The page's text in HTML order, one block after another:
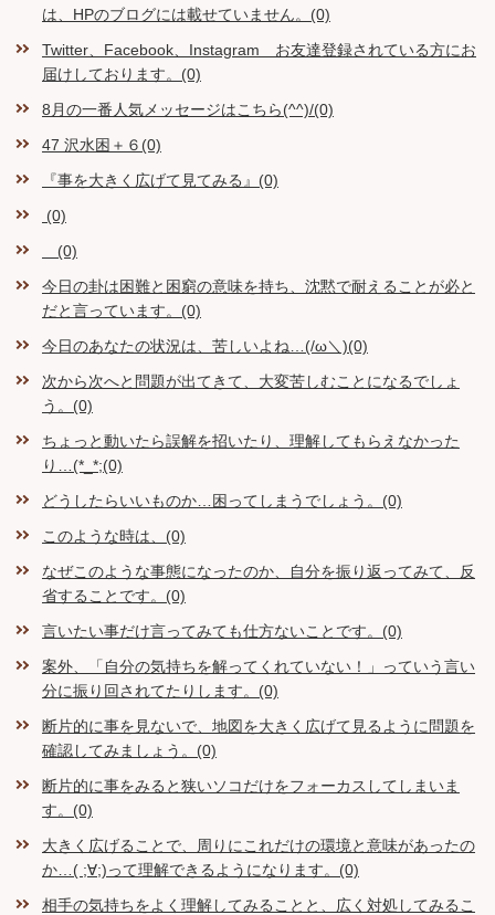
は、HPのブログには載せていません。(0)
Twitter、Facebook、Instagram お友達登録されている方にお
届けしております。(0)
8月の一番人気メッセージはこちら(^^)/(0)
47 沢水困＋６(0)
『事を大きく広げて見てみる』(0)
(0)
(0)
今日の卦は困難と困窮の意味を持ち、沈黙で耐えることが必と
だと言っています。(0)
今日のあなたの状況は、苦しいよね…(/ω＼)(0)
次から次へと問題が出てきて、大変苦しむことになるでしょ
う。(0)
ちょっと動いたら誤解を招いたり、理解してもらえなかった
り…(*_*;(0)
どうしたらいいものか…困ってしまうでしょう。(0)
このような時は、(0)
なぜこのような事態になったのか、自分を振り返ってみて、反
省することです。(0)
言いたい事だけ言ってみても仕方ないことです。(0)
案外、「自分の気持ちを解ってくれていない！」っていう言い
分に振り回されてたりします。(0)
断片的に事を見ないで、地図を大きく広げて見るように問題を
確認してみましょう。(0)
断片的に事をみると狭いソコだけをフォーカスしてしまいま
す。(0)
大きく広げることで、周りにこれだけの環境と意味があったの
か…( ;∀;)って理解できるようになります。(0)
相手の気持ちをよく理解してみることと、広く対処してみるこ